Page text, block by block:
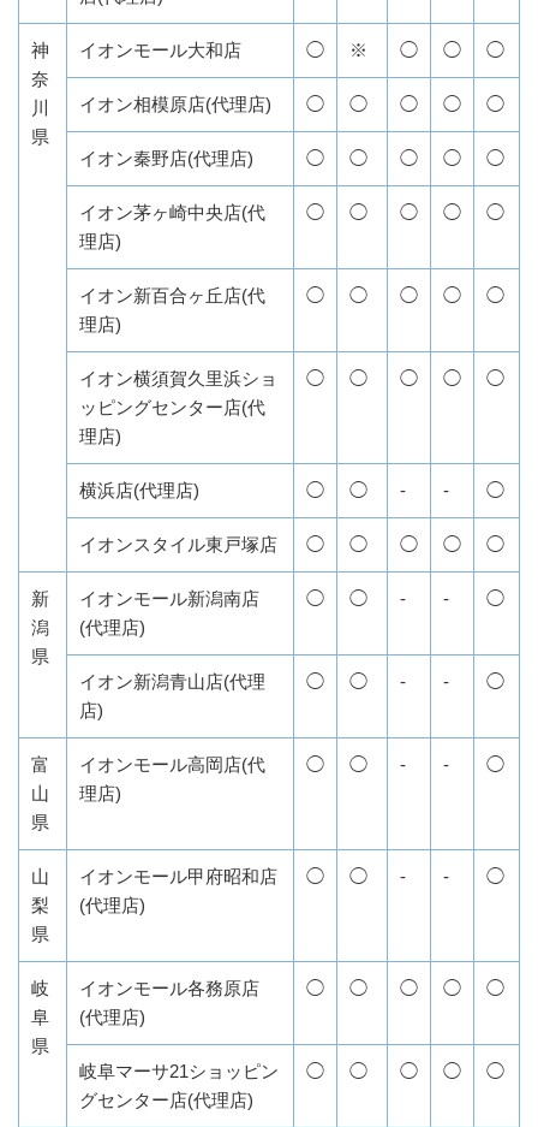
神
奈
川
県
イオンモール大和店 ◯ ※ ◯ ◯ ◯
イオン相模原店(代理店) ◯ ◯ ◯ ◯ ◯
イオン秦野店(代理店) ◯ ◯ ◯ ◯ ◯
イオン茅ヶ崎中央店(代
理店)
◯ ◯ ◯ ◯ ◯
イオン新百合ヶ丘店(代
理店)
◯ ◯ ◯ ◯ ◯
イオン横須賀久里浜ショ
ッピングセンター店(代
理店)
◯ ◯ ◯ ◯ ◯
横浜店(代理店) ◯ ◯ - - ◯
イオンスタイル東戸塚店 ◯ ◯ ◯ ◯ ◯
新
潟
県
イオンモール新潟南店
(代理店)
◯ ◯ - - ◯
イオン新潟青山店(代理
店)
◯ ◯ - - ◯
富
山
県
イオンモール高岡店(代
理店)
◯ ◯ - - ◯
山
梨
県
イオンモール甲府昭和店
(代理店)
◯ ◯ - - ◯
岐
阜
県
イオンモール各務原店
(代理店)
◯ ◯ ◯ ◯ ◯
岐阜マーサ21ショッピン
グセンター店(代理店)
◯ ◯ ◯ ◯ ◯